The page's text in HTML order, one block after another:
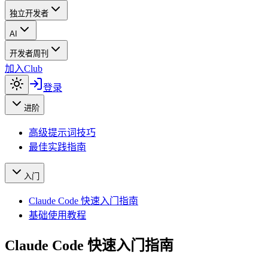
独立开发者
AI
开发者周刊
加入Club
登录
进阶
高级提示词技巧
最佳实践指南
入门
Claude Code 快速入门指南
基础使用教程
Claude Code 快速入门指南